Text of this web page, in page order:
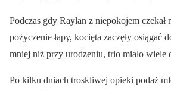
Podczas gdy Raylan z niepokojem czekał
pożyczenie łapy, kocięta zaczęły osiągać
mniej niż przy urodzeniu, trio miało wiele
Po kilku dniach troskliwej opieki podaż